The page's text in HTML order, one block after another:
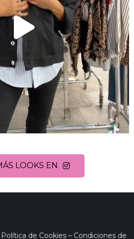
LOOKS EN
Política de Cookies – Condiciones de